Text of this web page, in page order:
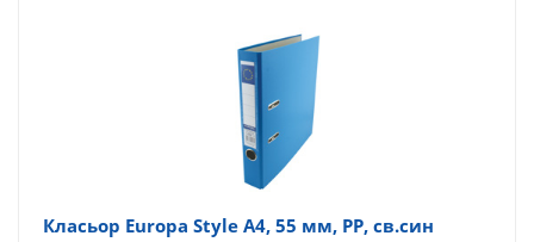
Класьор Europa Style А4, 55 мм, PP, св.син